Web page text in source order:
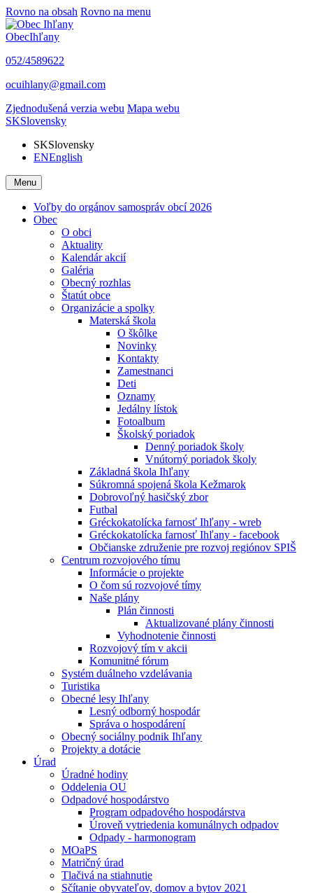
Rovno na obsah Rovno na menu
ObecIhľany
052/4589622
ocuihlany@gmail.com
Zjednodušená verzia webu Mapa webu
SKSlovensky
SKSlovensky
ENEnglish
Menu
Voľby do orgánov samospráv obcí 2026
Obec
O obci
Aktuality
Kalendár akcií
Galéria
Obecný rozhlas
Štatút obce
Organizácie a spolky
Materská škola
O škôlke
Novinky
Kontakty
Zamestnanci
Deti
Oznamy
Jedálny lístok
Fotoalbum
Školský poriadok
Denný poriadok školy
Vnútorný poriadok školy
Základná škola Ihľany
Súkromná spojená škola Kežmarok
Dobrovoľný hasičský zbor
Futbal
Gréckokatolícka farnosť Ihľany - wreb
Gréckokatolícka farnosť Ihľany - facebook
Občianske združenie pre rozvoj regiónov SPIŠ
Centrum rozvojového tímu
Informácie o projekte
O čom sú rozvojové tímy
Naše plány
Plán činnosti
Aktualizované plány činnosti
Vyhodnotenie činnosti
Rozvojový tím v akcii
Komunitné fórum
Systém duálneho vzdelávania
Turistika
Obecné lesy Ihľany
Lesný odborný hospodár
Správa o hospodárení
Obecný sociálny podnik Ihľany
Projekty a dotácie
Úrad
Úradné hodiny
Oddelenia OU
Odpadové hospodárstvo
Program odpadového hospodárstva
Úroveň vytriedenia komunálnych odpadov
Odpady - harmonogram
MOaPS
Matričný úrad
Tlačivá na stiahnutie
Sčítanie obyvateľov, domov a bytov 2021